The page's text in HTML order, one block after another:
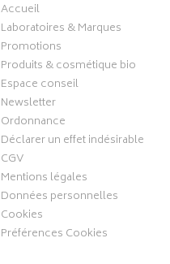
Accueil
Laboratoires & Marques
Promotions
Produits & cosmétique bio
Espace conseil
Newsletter
Ordonnance
Déclarer un effet indésirable
CGV
Mentions légales
Données personnelles
Cookies
Préférences Cookies